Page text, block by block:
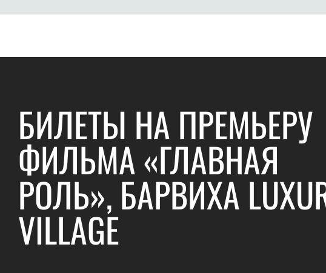
БИЛЕТЫ НА ПРЕМЬЕРУ
ФИЛЬМА «ГЛАВНАЯ
РОЛЬ», БАРВИХА
VILLAGE